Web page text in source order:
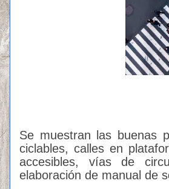
Se muestran las buenas
ciclables, calles en
accesibles, vías de
elaboración de manual de